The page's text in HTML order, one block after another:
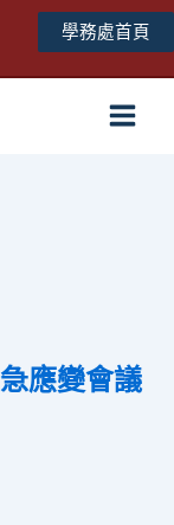
學務處首頁
應變會議